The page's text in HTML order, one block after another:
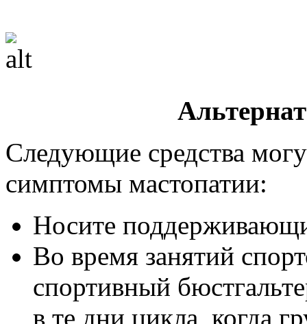
Следующие средства
симптомы мастопатии:
Носите
Во время занятий
спортивный
в те дни цикла, когда